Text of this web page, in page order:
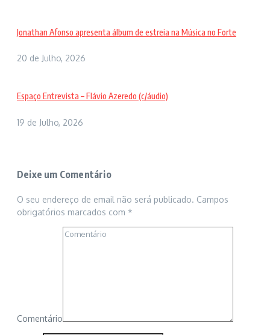
Jonathan Afonso apresenta álbum de estreia na Música no Forte
20 de Julho, 2026
Espaço Entrevista – Flávio Azeredo (c/áudio)
19 de Julho, 2026
Deixe um Comentário
O seu endereço de email não será publicado. Campos
obrigatórios marcados com *
Comentário